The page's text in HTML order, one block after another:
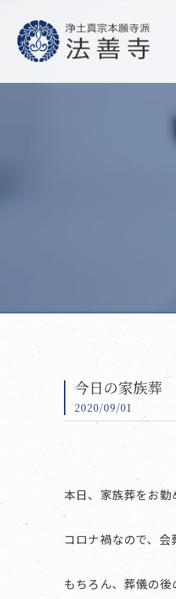
今日の家族葬
2020/09/01
本日、家族葬をお勤
コロナ禍なので、会
もちろん、葬儀の後